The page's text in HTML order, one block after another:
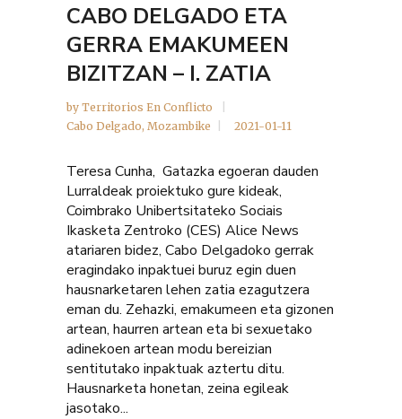
CABO DELGADO ETA
GERRA EMAKUMEEN
BIZITZAN – I. ZATIA
by Territorios En Conflicto
Cabo Delgado, Mozambike 2021-01-11
Teresa Cunha, Gatazka egoeran dauden
Lurraldeak proiektuko gure kideak,
Coimbrako Unibertsitateko Sociais
Ikasketa Zentroko (CES) Alice News
atariaren bidez, Cabo Delgadoko gerrak
eragindako inpaktuei buruz egin duen
hausnarketaren lehen zatia ezagutzera
eman du. Zehazki, emakumeen eta gizonen
artean, haurren artean eta bi sexuetako
adinekoen artean modu bereizian
sentitutako inpaktuak aztertu ditu.
Hausnarketa honetan, zeina egileak
jasotako...